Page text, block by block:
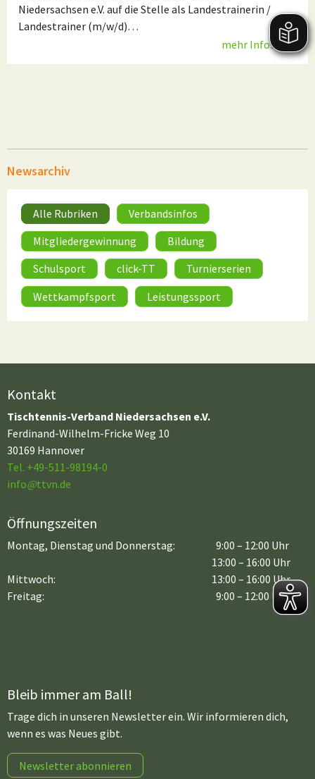
Niedersachsen e.V. auf die Stelle als Landestrainerin /
Landestrainer (m/w/d)…
mehr Infos
Newsarchiv
Alle Rubriken
Verbandsinfos
Mitgliedergewinnung
Bildung
Schulsport
click-TT
Turnierserien
Wettkampfsport
Leistungssport
Kontakt
Tischtennis-Verband Niedersachsen e.V.
Ferdinand-Wilhelm-Fricke Weg 10
30169 Hannover
Tel. +49-511-98194-0
info@ttvn.de
Öffnungszeiten
Montag, Dienstag und Donnerstag:
9:00 – 12:00 Uhr
13:00 – 16:00 Uhr
Mittwoch:
Freitag:
13:00 – 16:00 Uhr
9:00 – 12:00 Uhr
Bleib immer am Ball!
Trage dich in unseren Newsletter ein. Wir informieren dich,
wenn es was Neues gibt.
Newsletter abonnieren